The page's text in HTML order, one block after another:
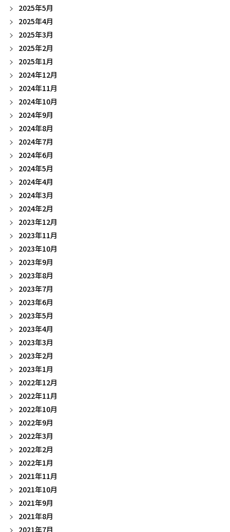
2025年5月
2025年4月
2025年3月
2025年2月
2025年1月
2024年12月
2024年11月
2024年10月
2024年9月
2024年8月
2024年7月
2024年6月
2024年5月
2024年4月
2024年3月
2024年2月
2023年12月
2023年11月
2023年10月
2023年9月
2023年8月
2023年7月
2023年6月
2023年5月
2023年4月
2023年3月
2023年2月
2023年1月
2022年12月
2022年11月
2022年10月
2022年9月
2022年3月
2022年2月
2022年1月
2021年11月
2021年10月
2021年9月
2021年8月
2021年7月